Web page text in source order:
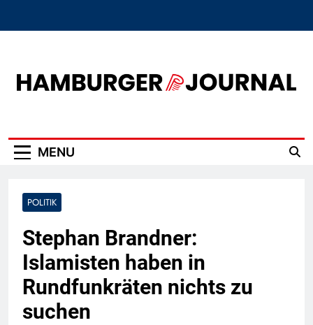
MENU
POLITIK
Stephan Brandner:
Islamisten haben in
Rundfunkräten nichts zu
suchen